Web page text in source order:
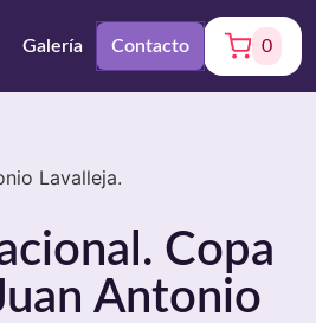
Galería Contacto 0
Lavalleja.
Copa
Antonio